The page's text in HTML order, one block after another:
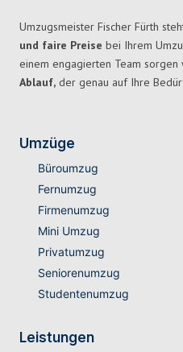
Umzugsmeister Fischer Fürth
und faire Preise bei Ihrem
einem engagierten Team sorgen
Ablauf, der genau auf Ihre
Umzüge
Büroumzug
Fernumzug
Firmenumzug
Mini Umzug
Privatumzug
Seniorenumzug
Studentenumzug
Leistungen